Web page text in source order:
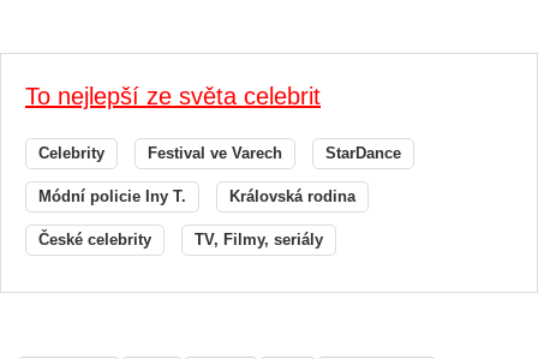
To nejlepší ze světa celebrit
Celebrity Festival ve Varech StarDance
Módní policie Iny T. Královská rodina
České celebrity TV, Filmy, seriály